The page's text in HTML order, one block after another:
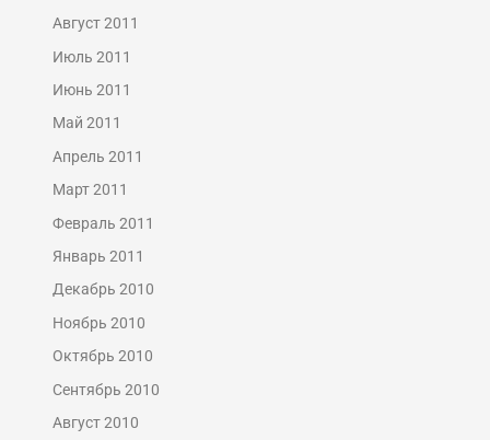
Август 2011
Июль 2011
Июнь 2011
Май 2011
Апрель 2011
Март 2011
Февраль 2011
Январь 2011
Декабрь 2010
Ноябрь 2010
Октябрь 2010
Сентябрь 2010
Август 2010